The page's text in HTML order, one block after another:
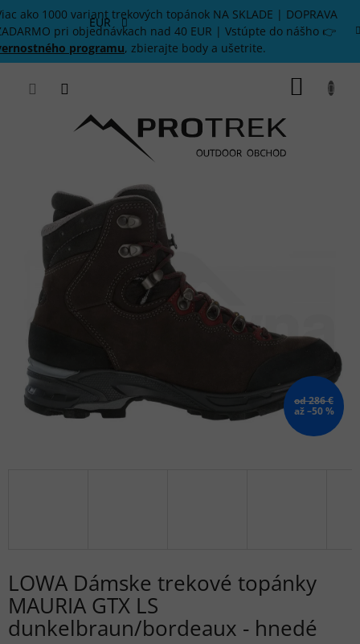
Prejsť
na
obsah
ako 1000 variant trekových topánok NA SKLADE | DOPRAVA
pri objednávkach nad 40 EUR | Vstúpte do nášho 👉
programu, zbierajte body a ušetrite.
EUR
od 286 €
až –50 %
LOWA Dámske trekové topánky
MAURIA GTX LS
dunkelbraun/bordeaux - hnedé